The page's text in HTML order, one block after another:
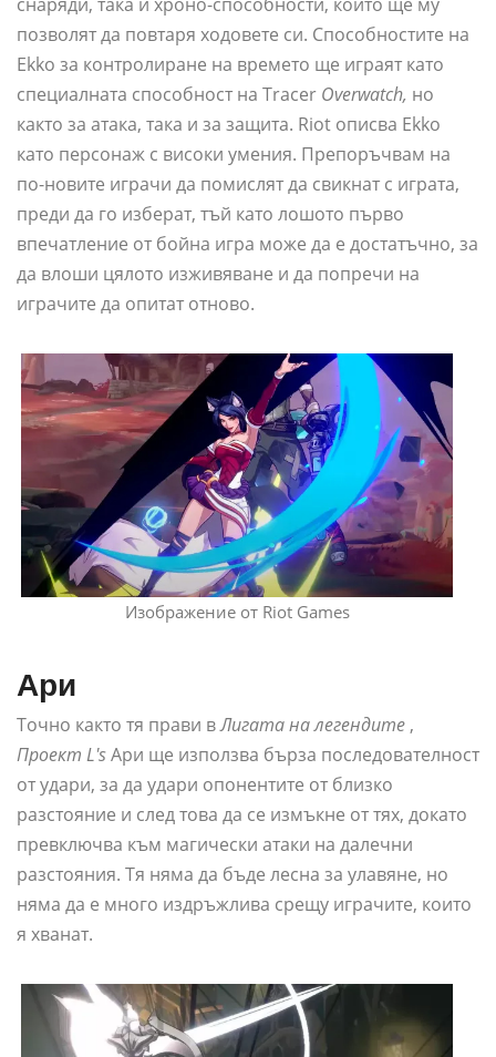
снаряди, така и хроно-способности, които ще му
позволят да повтаря ходовете си. Способностите на
Ekko за контролиране на времето ще играят като
специалната способност на Tracer Overwatch, но
както за атака, така и за защита. Riot описва Ekko
като персонаж с високи умения. Препоръчвам на
по-новите играчи да помислят да свикнат с играта,
преди да го изберат, тъй като лошото първо
впечатление от бойна игра може да е достатъчно, за
да влоши цялото изживяване и да попречи на
играчите да опитат отново.
Изображение от Riot Games
Ари
Точно както тя прави вЛигата на легендите ,
Проект L'sАри ще използва бърза последователност
от удари, за да удари опонентите от близко
разстояние и след това да се измъкне от тях, докато
превключва към магически атаки на далечни
разстояния. Тя няма да бъде лесна за улавяне, но
няма да е много издръжлива срещу играчите, които
я хванат.